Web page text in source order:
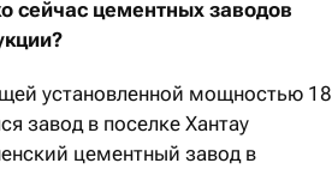
сейчас цементных заводов
установленной мощностью 18
завод в поселке Хантау
цементный завод в